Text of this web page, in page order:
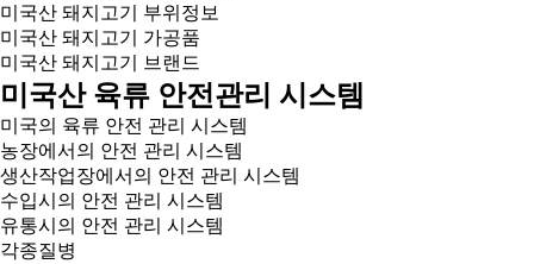
미국산 돼지고기 부위정보
미국산 돼지고기 가공품
미국산 돼지고기 브랜드
미국산 육류 안전관리 시스템
미국의 육류 안전 관리 시스템
농장에서의 안전 관리 시스템
생산작업장에서의 안전 관리 시스템
수입시의 안전 관리 시스템
유통시의 안전 관리 시스템
각종질병